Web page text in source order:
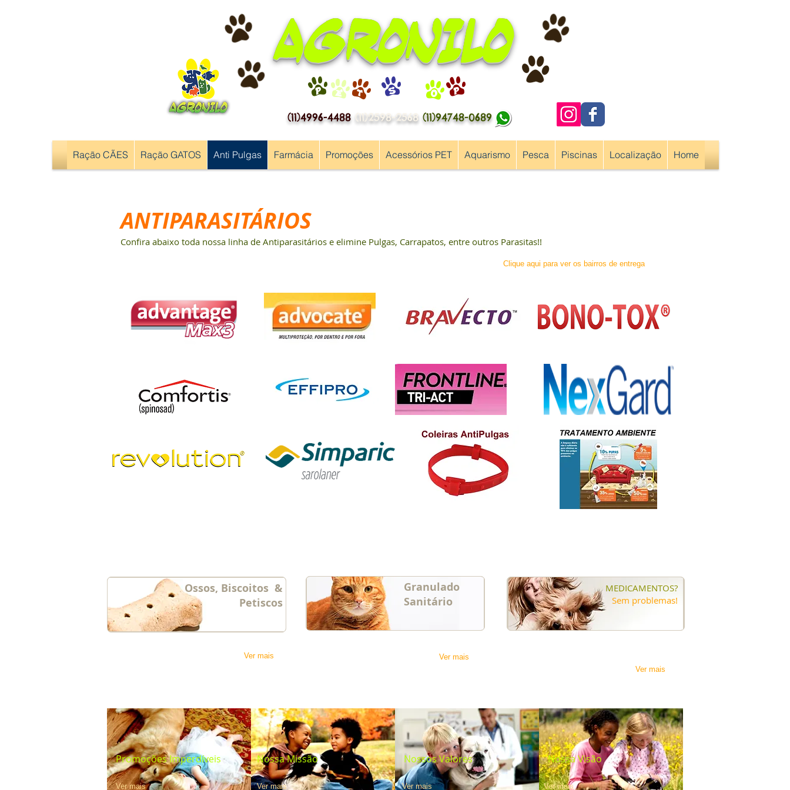
(11)4996-4488 (11)2598-2568 (11)94748-0689
AGRONILO
PET S OP
Ração CÃES Ração GATOS Anti Pulgas Farmácia Promoções Acessórios PET Aquarismo Pesca Piscinas Localização Home
ANTIPARASITÁRIOS
Confira abaixo toda nossa linha de Antiparasitários e elimine Pulgas, Carrapatos, entre outros Parasitas!!
Clique aqui para ver os bairros de entrega
Ossos, Biscoitos &
Petiscos
Ver mais
Granulado
Sanitário
Ver mais
MEDICAMENTOS?
Sem problemas!
Ver mais
Promoções Imperdíveis
Ver mais
Nossa Missão
Ver mais
Nossos Valores
Ver mais
Nossa Visão
Ver mais